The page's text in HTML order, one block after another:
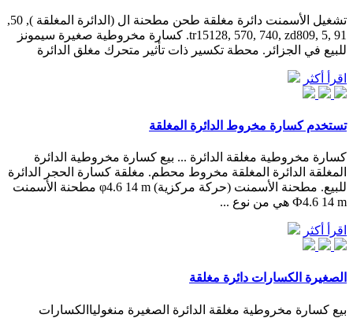
تشغيل الأسمنت دائرة مغلقة طحن مطحنة ال (الدائرة المغلقة ), 50,
tr15128, 570, 740, zd809, 5, 91. كسارة مخروطية صغيرة سيمونز
للبيع في الجزائر. محطة تكسير ذات تأثير متحرك مغلق الدائرة
اقرأ أكثر
تستخدم كسارة مخروط الدائرة المغلقة
كسارة مخروطية مغلقة الدائرة ... بيع كسارة مخروطية الدائرة
المغلقة الدائرة المغلقة مخروط محطم. مغلقة كسارة الحجر الدائرة
للبيع. مطحنة الأسمنت (حركة مركزية) φ4.6 14 m مطحنة الأسمنت
Ф4.6 14 m هي من نوع ...
اقرأ أكثر
الصغيرة الكسارات دائرة مغلقة
بيع كسارة مخروطية مغلقة الدائرة الصغيرة منغولياالكسارات